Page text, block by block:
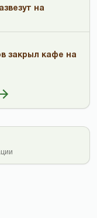
на
закрыл кафе на